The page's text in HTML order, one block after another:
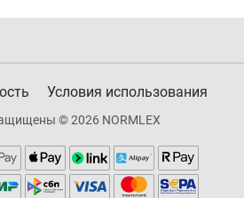
Условия использования
© 2026 NORMLEX